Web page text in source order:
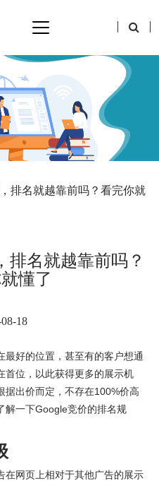
排名就越靠前吗？看完你就
排名就越靠前吗？
懂了
18
最好的位置，甚至有的客户想通
首位，以此获得更多的展示机
据出价而定，不存在100%价高
解一下Google竞价的排名规
在网页上相对于其他广告的展示